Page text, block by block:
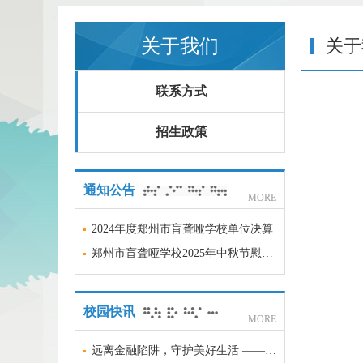
关于我们
联系方式
招生政策
通知公告
MORE
2024年度郑州市盲聋哑学校单位决算
郑州市盲聋哑学校2025年中秋节慰问品项目采购意向
校园快讯
MORE
远离金融陷阱，守护美好生活 —— 郑州市盲聋哑学校金融安全科普宣传
关